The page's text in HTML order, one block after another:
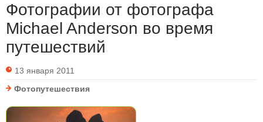
Фотографии от фотографа
Michael Anderson во время
путешествий
13 января 2011
Фотопутешествия